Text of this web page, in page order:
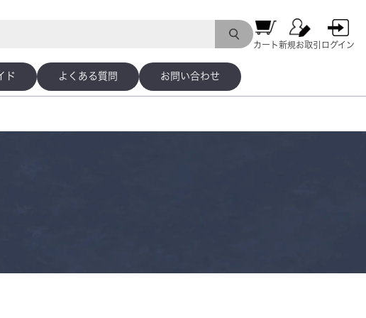
カート新規お取引 ログイン
ド よくある質問 お問い合わせ